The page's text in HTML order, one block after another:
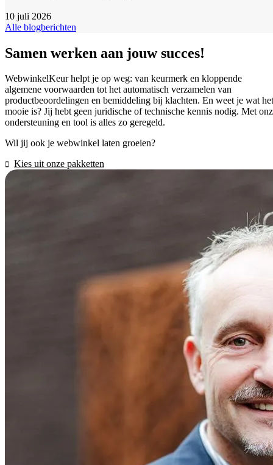
10 juli 2026
Alle blogberichten
Samen werken aan jouw succes!
WebwinkelKeur helpt je op weg: van keurmerk en kloppende
algemene voorwaarden tot het automatisch verzamelen van
productbeoordelingen en bemiddeling bij klachten. En weet je wat het
mooie is? Jij hebt geen juridische of technische kennis nodig. Met
ondersteuning en tool is alles zo geregeld.
Wil jij ook je webwinkel laten groeien?
Kies uit onze pakketten